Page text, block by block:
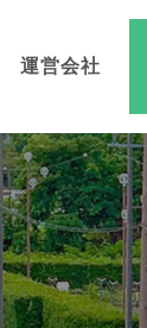
運営会社